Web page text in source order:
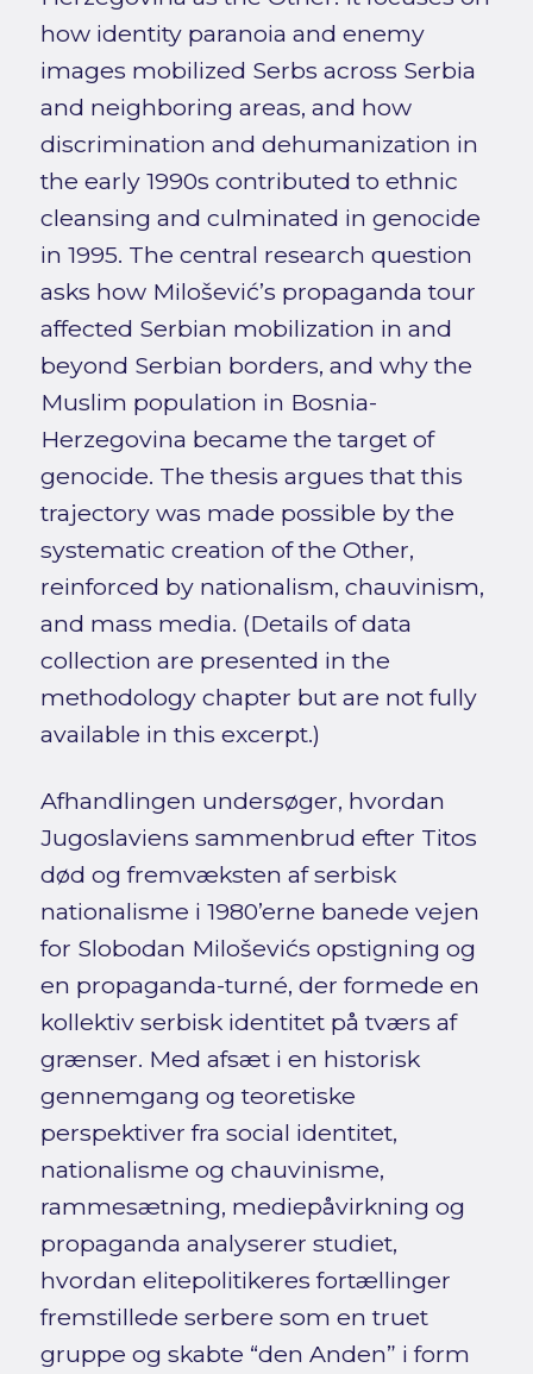
how identity paranoia and enemy
images mobilized Serbs across Serbia
and neighboring areas, and how
discrimination and dehumanization in
the early 1990s contributed to ethnic
cleansing and culminated in genocide
in 1995. The central research question
asks how Milošević’s propaganda tour
affected Serbian mobilization in and
beyond Serbian borders, and why the
Muslim population in Bosnia-
Herzegovina became the target of
genocide. The thesis argues that this
trajectory was made possible by the
systematic creation of the Other,
reinforced by nationalism, chauvinism,
and mass media. (Details of data
collection are presented in the
methodology chapter but are not fully
available in this excerpt.)
Afhandlingen undersøger, hvordan
Jugoslaviens sammenbrud efter Titos
død og fremvæksten af serbisk
nationalisme i 1980’erne banede vejen
for Slobodan Miloševićs opstigning og
en propaganda-turné, der formede en
kollektiv serbisk identitet på tværs af
grænser. Med afsæt i en historisk
gennemgang og teoretiske
perspektiver fra social identitet,
nationalisme og chauvinisme,
rammesætning, mediepåvirkning og
propaganda analyserer studiet,
hvordan elitepolitikeres fortællinger
fremstillede serbere som en truet
gruppe og skabte “den Anden” i form